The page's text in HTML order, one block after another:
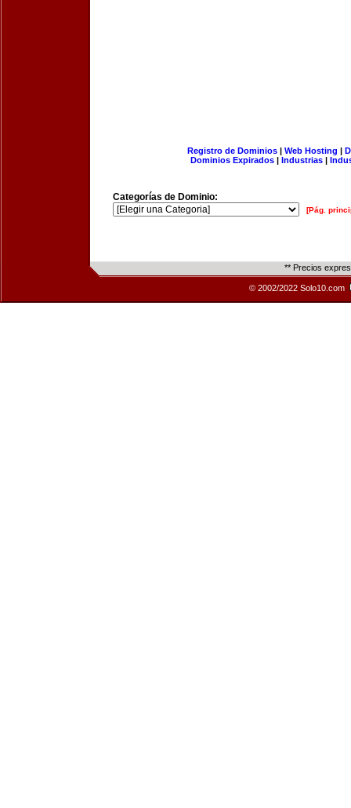
Registro de Dominios| Web Hosting |
Dominios Expirados | Industrias |
Categorías de Dominio:
[Pág.
** Precios
© 2002/2022 Solo10.com